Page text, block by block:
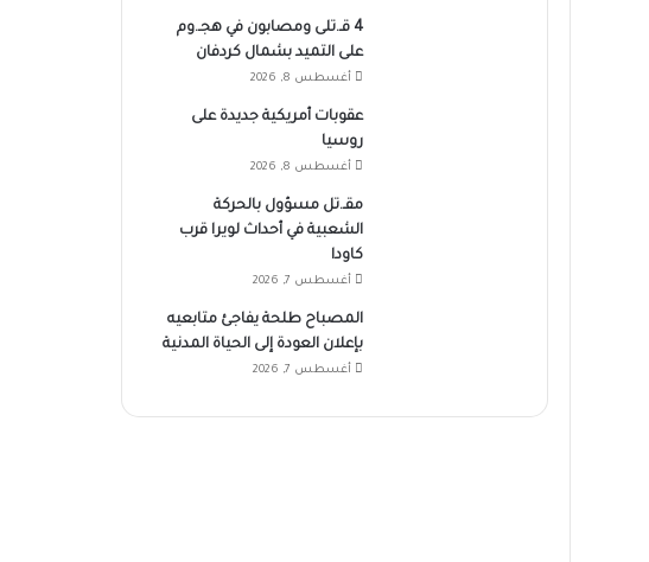
4 قـ.تلى ومصابون في هجـ.وم
على التميد بشمال كردفان
أغسطس 8, 2026
عقوبات أمريكية جديدة على
روسيا
أغسطس 8, 2026
مقـ.تل مسؤول بالحركة
الشعبية في أحداث لويرا قرب
كاودا
أغسطس 7, 2026
المصباح طلحة يفاجئ متابعيه
بإعلان العودة إلى الحياة المدنية
أغسطس 7, 2026